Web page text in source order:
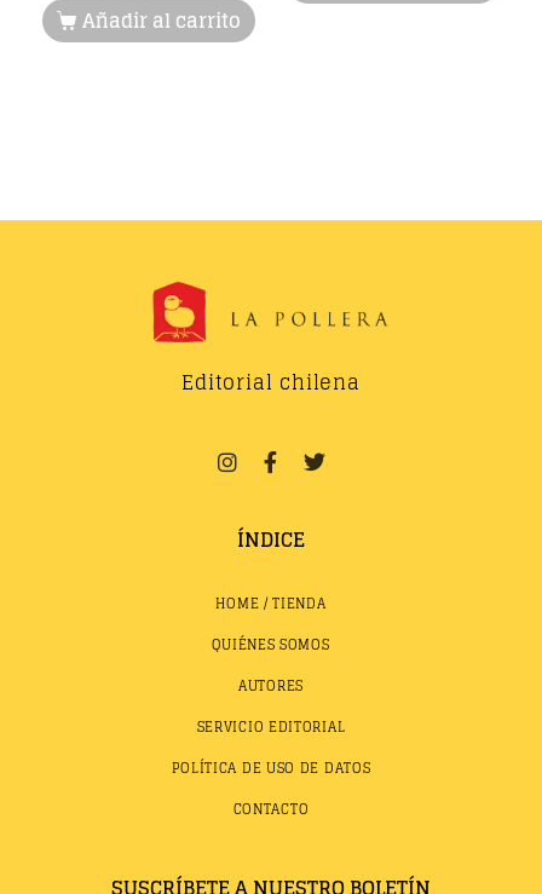
Añadir al carrito
Editorial chilena
ÍNDICE
HOME / TIENDA
QUIÉNES SOMOS
AUTORES
SERVICIO EDITORIAL
POLÍTICA DE USO DE DATOS
CONTACTO